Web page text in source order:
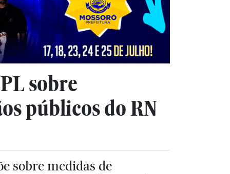
sobre
públicos do RN
sobre medidas de